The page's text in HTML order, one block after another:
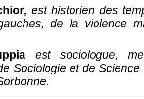
est historien des
de la violence
est sociologue,
Sociologie et de